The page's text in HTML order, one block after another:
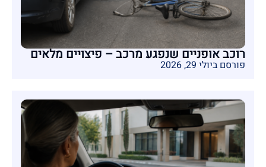
רוכב אופניים שנפגע מרכב – פיצויים מלאים
פורסם ביולי 29, 2026